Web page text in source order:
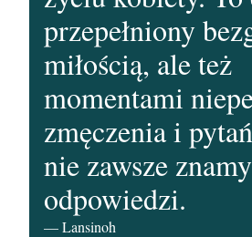
przepełniony
miłością, ale też
momentami
zmęczenia i
nie zawsze znamy
odpowiedzi.
— Lansinoh